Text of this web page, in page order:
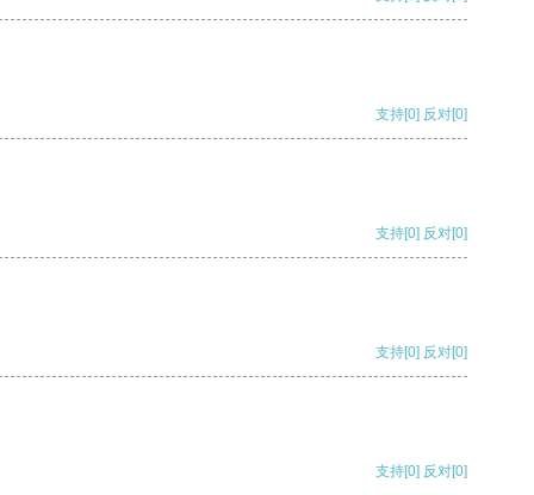
支持[0] 反对[0]
支持[0] 反对[0]
支持[0] 反对[0]
支持[0] 反对[0]